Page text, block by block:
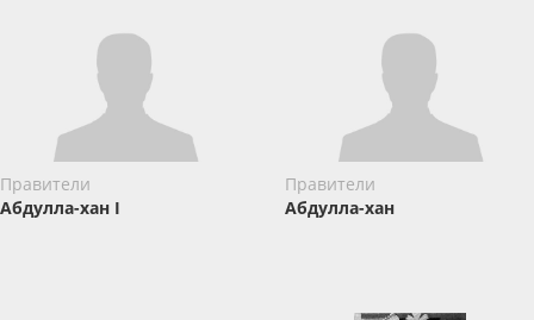
Правители
Абдулла-хан I
Правители
Абдулла-хан